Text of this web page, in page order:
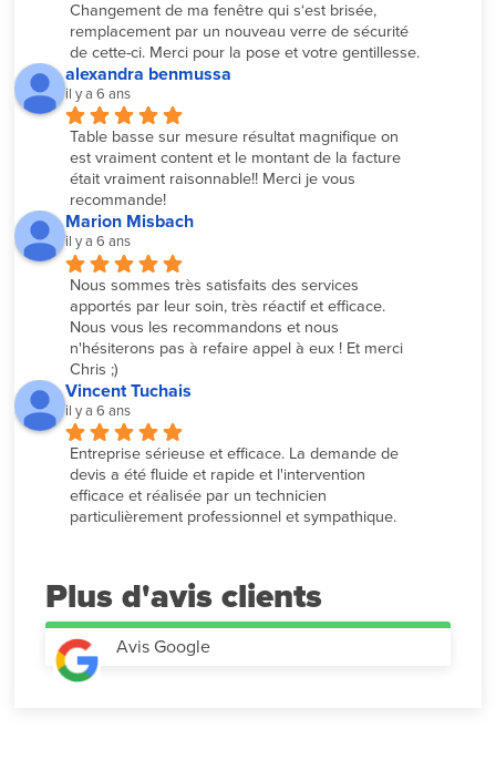
Changement de ma fenêtre qui s‘est brisée,
remplacement par un nouveau verre de sécurité
de cette-ci. Merci pour la pose et votre gentillesse.
alexandra benmussa
il y a 6 ans
Table basse sur mesure résultat magnifique on
est vraiment content et le montant de la facture
était vraiment raisonnable!! Merci je vous
recommande!
Marion Misbach
il y a 6 ans
Nous sommes très satisfaits des services
apportés par leur soin, très réactif et efficace.
Nous vous les recommandons et nous
n'hésiterons pas à refaire appel à eux ! Et merci
Chris ;)
Vincent Tuchais
il y a 6 ans
Entreprise sérieuse et efficace. La demande de
devis a été fluide et rapide et l'intervention
efficace et réalisée par un technicien
particulièrement professionnel et sympathique.
Plus d'avis
Avis Google